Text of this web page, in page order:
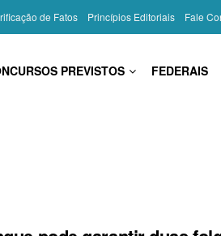
de Fatos Princípios Editoriais Fale
PREVISTOS FEDERAIS